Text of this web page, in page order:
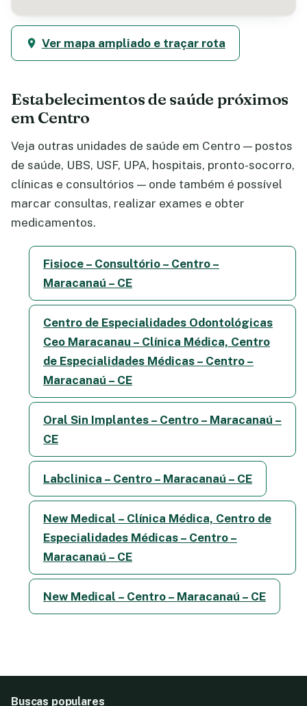
Ver mapa ampliado e traçar rota
Estabelecimentos de saúde próximos
em Centro
Veja outras unidades de saúde em Centro — postos
de saúde, UBS, USF, UPA, hospitais, pronto-socorro,
clínicas e consultórios — onde também é possível
marcar consultas, realizar exames e obter
medicamentos.
Fisioce – Consultório – Centro –
Maracanaú – CE
Centro de Especialidades Odontológicas
Ceo Maracanau – Clínica Médica, Centro
de Especialidades Médicas – Centro –
Maracanaú – CE
Oral Sin Implantes – Centro – Maracanaú –
CE
Labclinica – Centro – Maracanaú – CE
New Medical – Clínica Médica, Centro de
Especialidades Médicas – Centro –
Maracanaú – CE
New Medical – Centro – Maracanaú – CE
Buscas populares